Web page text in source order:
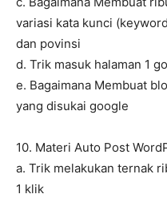
variasi kata kunci
dan povinsi
d. Trik masuk halaman 1
e. Bagaimana Membuat
yang disukai google
10. Materi Auto Post
a. Trik melakukan ternak
1 klik